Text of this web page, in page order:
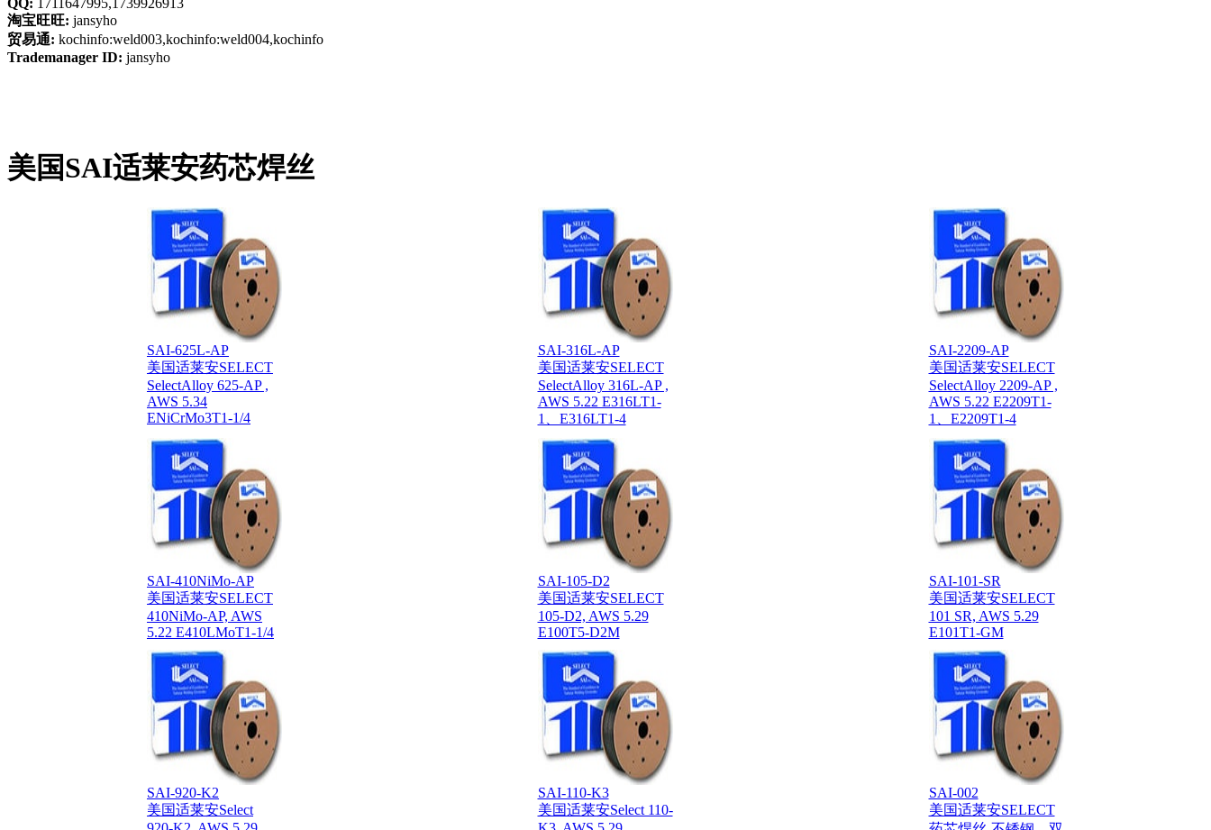
QQ: 1711647995,1739926913
淘宝旺旺: jansyho
贸易通: kochinfo:weld003,kochinfo:weld004,kochinfo
Trademanager ID: jansyho
美国SAI适莱安药芯焊丝
SAI-625L-AP
美国适莱安SELECT
SelectAlloy 625-AP ,
AWS 5.34
ENiCrMo3T1-1/4
SAI-316L-AP
美国适莱安SELECT
SelectAlloy 316L-AP ,
AWS 5.22 E316LT1-
1、E316LT1-4
SAI-2209-AP
美国适莱安SELECT
SelectAlloy 2209-AP ,
AWS 5.22 E2209T1-
1、E2209T1-4
SAI-410NiMo-AP
美国适莱安SELECT
410NiMo-AP, AWS
5.22 E410LMoT1-1/4
SAI-105-D2
美国适莱安SELECT
105-D2, AWS 5.29
E100T5-D2M
SAI-101-SR
美国适莱安SELECT
101 SR, AWS 5.29
E101T1-GM
SAI-920-K2
美国适莱安Select
SAI-110-K3
美国适莱安Select 110-
SAI-002
美国适莱安SELECT